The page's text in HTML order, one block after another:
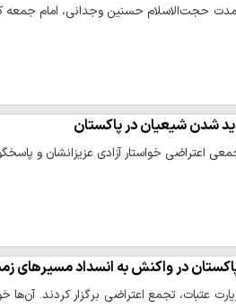
حجت‌الاسلام حسنین وجدانی، امام جمعه
شدن شیعیان در پاکستان
اعتراضی خواستار آزادی عزیزانشان و
در واکنش به انسداد مسیرهای
عتبات، تجمع اعتراضی برگزار کردند.